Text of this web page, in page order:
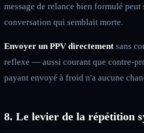
message de relance bien formulé peut
conversation qui semblait morte.
Envoyer un PPV directement sans
reflexe — aussi courant que contre-
payant envoyé à froid n'a aucune
8. Le levier de la répétition